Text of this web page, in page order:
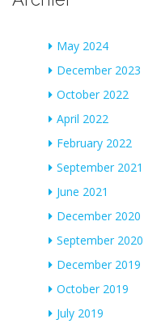
May 2024
December 2023
October 2022
April 2022
February 2022
September 2021
June 2021
December 2020
September 2020
December 2019
October 2019
July 2019